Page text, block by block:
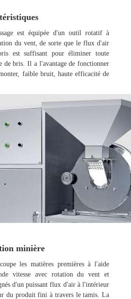
est équipée d'un outil rotatif à
du vent, de sorte que le flux d'air
est suffisant pour éliminer toute
de bris. Il a l'avantage de fonctionner
faible bruit, haute efficacité de
minière
les matières premières à l'aide
vitesse avec rotation du vent et
d'un puissant flux d'air à l'intérieur
du produit fini à travers le tamis. La